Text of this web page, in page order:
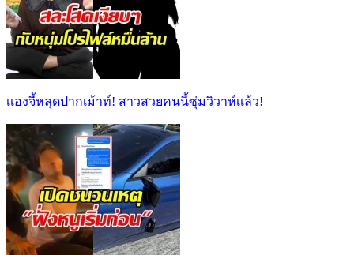
เเองจี้หลุดปากเม้าท์! สาวสวยคนนี้ซุ่มวิวาห์เเล้ว!